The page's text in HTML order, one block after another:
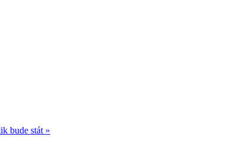
bude stát »